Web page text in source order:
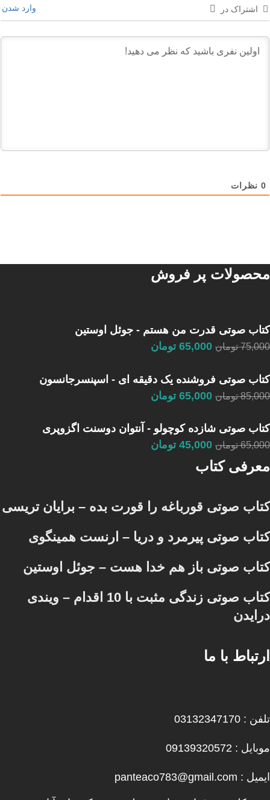
اشتراک در وارد شدن
0 نظرات
محصولات پر فروش
کتاب صوتی قدرت من هستم - جوئل اوستین
75,000 تومان 65,000 تومان
کتاب صوتی فروشنده یک دقیقه ای - اسپنسرجانسون
85,000 تومان 65,000 تومان
کتاب صوتی شازده کوچولو - آنتوان دوسنت اگزوپری
65,000 تومان 45,000 تومان
معرفی کتاب
کتاب صوتی قورباغه را قورت بده – برایان تریسی
کتاب صوتی پیرمرد و دریا – ارنست همینگوی
کتاب صوتی باز هم خدا هست – جوئل اوستین
کتاب صوتی زندگی مثبت با 10 اقدام – ویندی
درایدن
ارتباط با ما
تلفن : 03132347170
موبایل : 09139320572
ایمیل : panteaco783@gmail.com